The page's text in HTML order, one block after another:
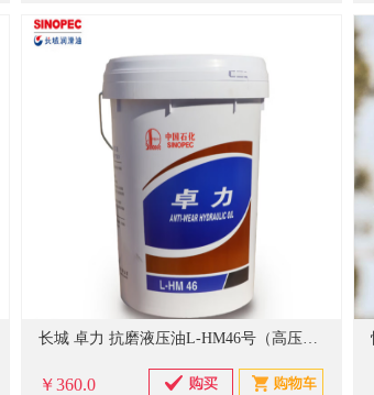
长城 卓力 抗磨液压油L-HM46号（高压高清）16kg/18L/桶 京东仓发货
￥360.0